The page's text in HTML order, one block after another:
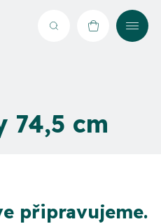
Hledat NÁKUPNÍ
74,5 cm
připravujeme.